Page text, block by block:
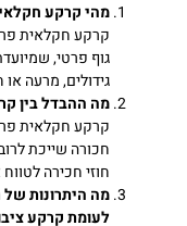
מהי קרקע
קרקע חקלאית
גוף פרטי,
גידולים, מרעה
מה ההבדל בין
קרקע חקלאית
חכורה שייכת
חוזי חכירה
מה היתרונות
לעומת קרקע